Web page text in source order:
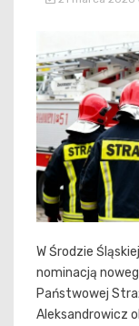
W Środzie
nominacją
Państwowej
Aleksandrowicz